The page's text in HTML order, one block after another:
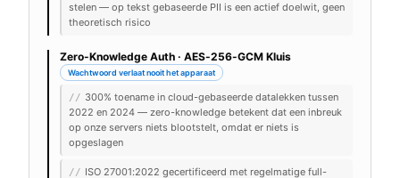
stelen — op tekst gebaseerde PII is een actief doelwit, geen
theoretisch risico
Zero-Knowledge Auth · AES-256-GCM Kluis
Wachtwoord verlaat nooit het apparaat
// 300% toename in cloud-gebaseerde datalekken tussen
2022 en 2024 — zero-knowledge betekent dat een inbreuk
op onze servers niets blootstelt, omdat er niets is
opgeslagen
// ISO 27001:2022 gecertificeerd met regelmatige full-